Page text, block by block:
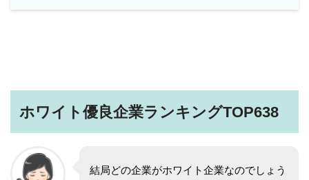
ホワイト優良企業ランキングTOP638
結局どの企業がホワイト企業なのでしょう